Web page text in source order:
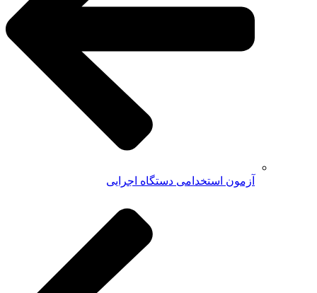
آزمون استخدامی دستگاه اجرایی